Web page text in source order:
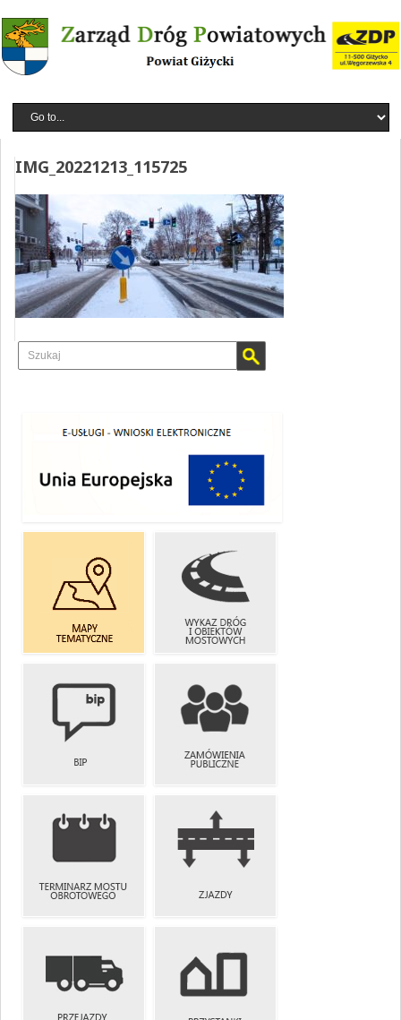
IMG_20221213_115725
MAPY
TEMATYCZNE
WYKAZ DRÓG
I OBIEKTÓW
ZAMÓWIENIA
PUBLICZNE
TERMINARZ
MOSTU
ZJAZDY